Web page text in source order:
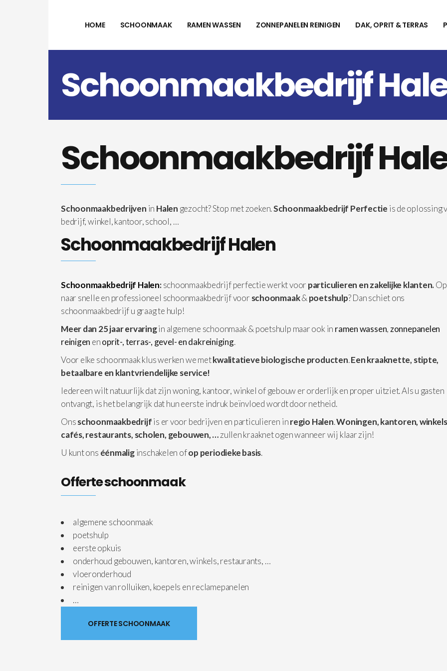
HOME SCHOONMAAK RAMEN WASSEN ZONNEPANELEN REINIGEN DAK, OPRIT & TERRAS
Schoonmaakbedrijf
Schoonmaakbedrijf
Schoonmaakbedrijven in Halen gezocht? Stop met zoeken.Schoonmaakbedrijf Perfectie is de oplossing
bedrijf, winkel, kantoor, school, …
Schoonmaakbedrijf Halen
Schoonmaakbedrijf Halen:schoonmaakbedrijf perfectie werkt voor particulieren en zakelijke klanten.
naar snelle en professioneel schoonmaakbedrijf voor schoonmaak& poetshulp? Dan schiet ons
schoonmaakbedrijf u graag te hulp!
Meer dan 25 jaar ervaringin algemene schoonmaak & poetshulp maar ook in ramen wassen, zonnepanelen
reinigen enoprit-, terras-, gevel- en dakreiniging.
Voor elke schoonmaak klus werken we metkwalitatieve biologische producten.Een kraaknette, stipte,
betaalbare en klantvriendelijke service!
Iedereen wilt natuurlijk dat zijn woning, kantoor, winkel of gebouw er orderlijk en proper uitziet. Als u gasten
ontvangt, is het belangrijk dat hun eerste indruk beïnvloed wordt door netheid.
Onsschoonmaakbedrijfis er voor bedrijven en particulieren inregio Halen.Woningen,kantoren,
cafés, restaurants, scholen, gebouwen, …zullen kraaknet ogen wanneer wij klaar zijn!
U kunt ons éénmaliginschakelen ofop periodieke basis.
Offerte schoonmaak
algemene schoonmaak
poetshulp
eerste opkuis
onderhoud gebouwen, kantoren, winkels, restaurants, …
vloeronderhoud
reinigen van rolluiken, koepels en reclamepanelen
…
OFFERTE SCHOONMAAK